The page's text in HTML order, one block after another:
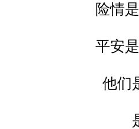
险情
平安
他们